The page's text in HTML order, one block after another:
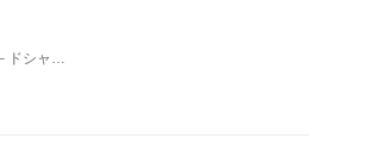
ラケットの打ち方：スピ－ドシャー、バックボル、キャット、攻撃用シェ－ク、守備用シェ－ク、バランス、その他